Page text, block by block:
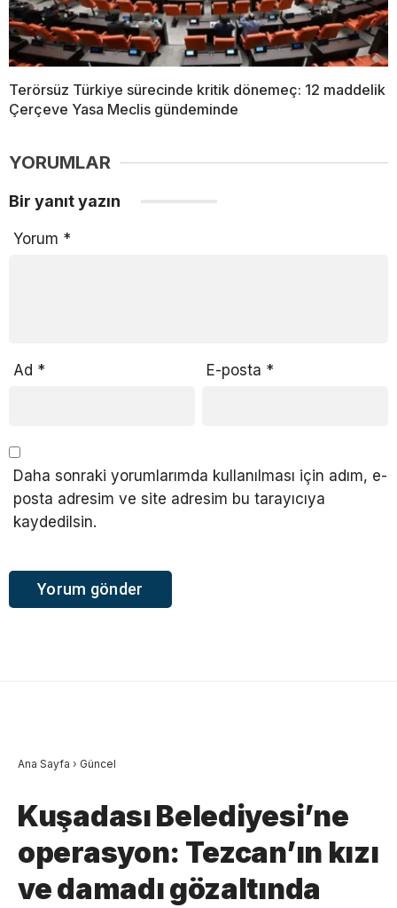
Terörsüz Türkiye sürecinde kritik dönemeç: 12 maddelik
Çerçeve Yasa Meclis gündeminde
YORUMLAR
Bir yanıt yazın
Yorum *
Ad * E-posta *
Daha sonraki yorumlarımda kullanılması için adım, e-
posta adresim ve site adresim bu tarayıcıya
kaydedilsin.
Ana Sayfa › Güncel
Kuşadası Belediyesi’ne
operasyon: Tezcan’ın kızı
ve damadı gözaltında